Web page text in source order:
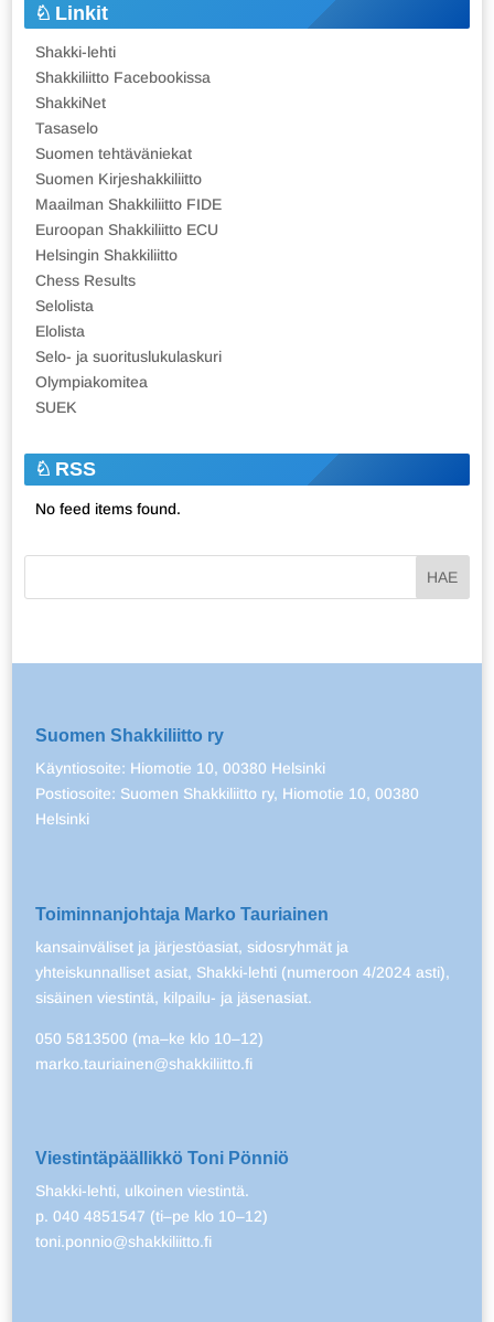
Linkit
Shakki-lehti
Shakkiliitto Facebookissa
ShakkiNet
Tasaselo
Suomen tehtäväniekat
Suomen Kirjeshakkiliitto
Maailman Shakkiliitto FIDE
Euroopan Shakkiliitto ECU
Helsingin Shakkiliitto
Chess Results
Selolista
Elolista
Selo- ja suorituslukulaskuri
Olympiakomitea
SUEK
RSS
No feed items found.
Suomen Shakkiliitto ry
Käyntiosoite: Hiomotie 10, 00380 Helsinki
Postiosoite: Suomen Shakkiliitto ry, Hiomotie 10, 00380
Helsinki
Toiminnanjohtaja Marko Tauriainen
kansainväliset ja järjestöasiat, sidosryhmät ja
yhteiskunnalliset asiat, Shakki-lehti (numeroon 4/2024 asti),
sisäinen viestintä, kilpailu- ja jäsenasiat.
050 5813500 (ma–ke klo 10–12)
marko.tauriainen@shakkiliitto.fi
Viestintäpäällikkö Toni Pönniö
Shakki-lehti, ulkoinen viestintä.
p. 040 4851547 (ti–pe klo 10–12)
toni.ponnio@shakkiliitto.fi